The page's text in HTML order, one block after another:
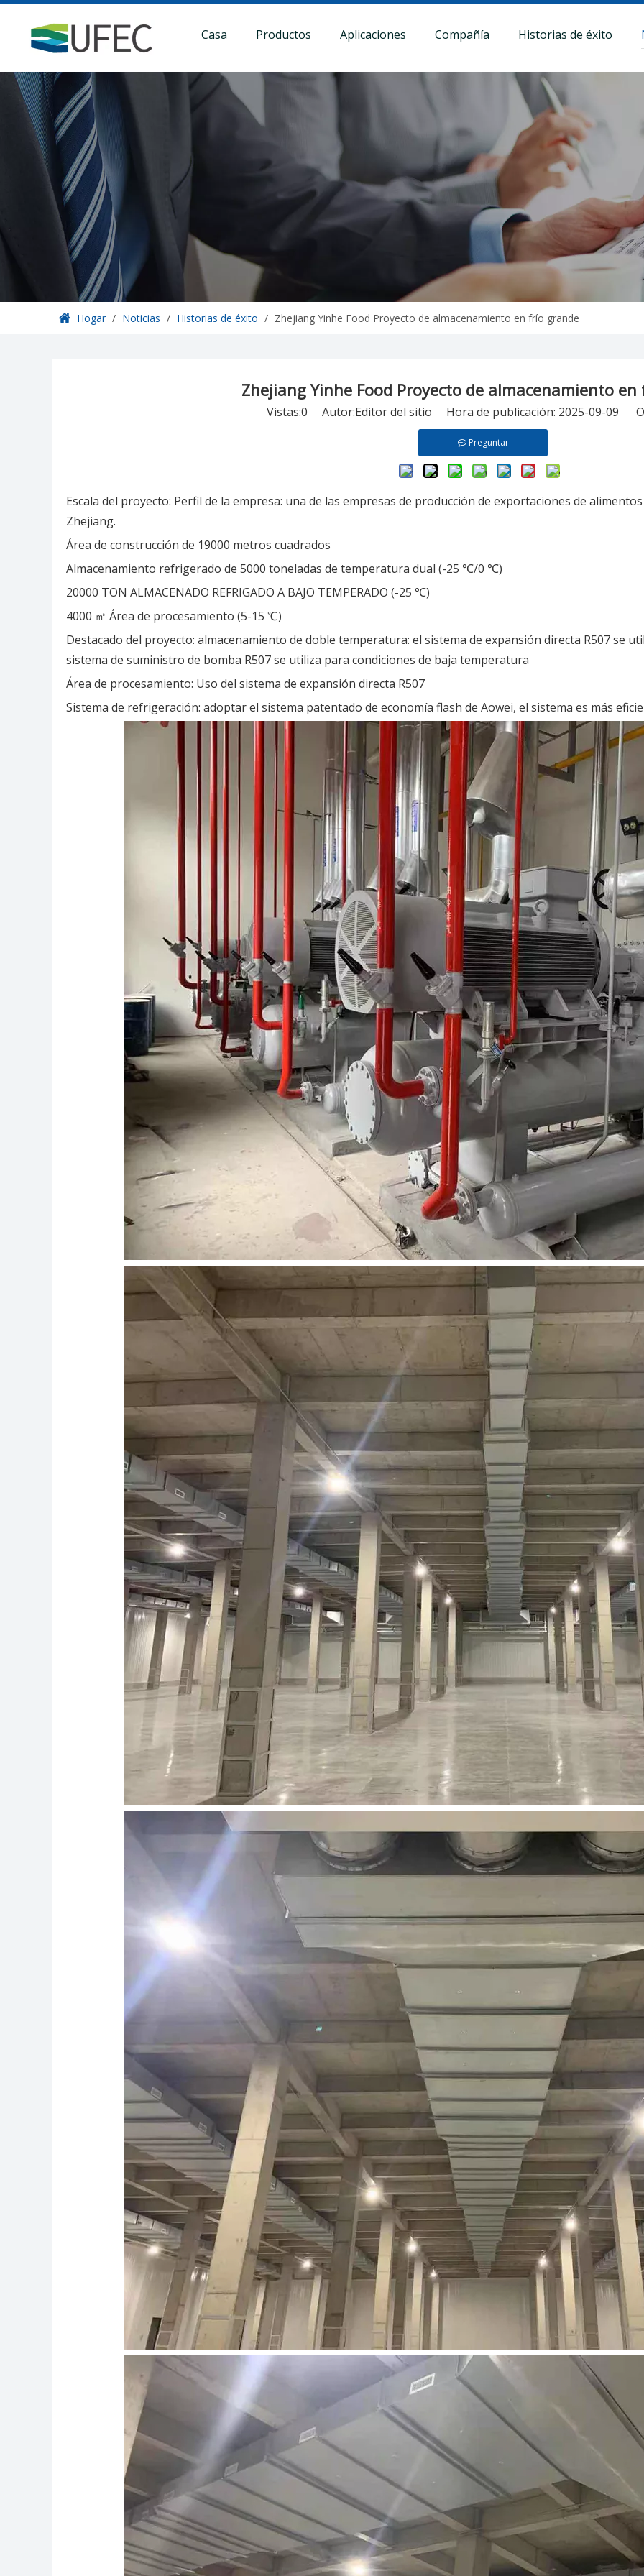
Casa Productos Aplicaciones Compañía Historias de éxito
Hogar / Noticias / Historias de éxito / Zhejiang Yinhe Food Proyecto de almacenamiento en frío grande
Zhejiang Yinhe Food Proyecto de almacenamiento
Vistas:0 Autor:Editor del sitio Hora de publicación: 2025-09-09
Preguntar
Escala del proyecto: Perfil de la empresa: una de las empresas de producción de exportaciones de
Zhejiang.
Área de construcción de 19000 metros cuadrados
Almacenamiento refrigerado de 5000 toneladas de temperatura dual (-25 ℃/0 ℃)
20000 TON ALMACENADO REFRIGADO A BAJO TEMPERADO (-25 ℃)
4000 ㎡ Área de procesamiento (5-15 ℃)
Destacado del proyecto: almacenamiento de doble temperatura: el sistema de expansión directa R507 se
sistema de suministro de bomba R507 se utiliza para condiciones de baja temperatura
Área de procesamiento: Uso del sistema de expansión directa R507
Sistema de refrigeración: adoptar el sistema patentado de economía flash de Aowei, el sistema es más